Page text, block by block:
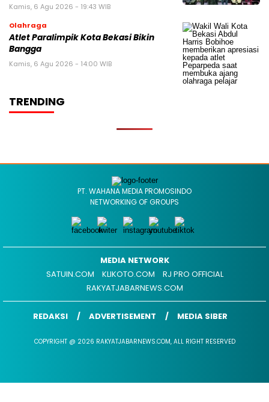
Kamis, 6 Agu 2026 - 19:43 WIB
Olahraga
Atlet Paralimpik Kota Bekasi Bikin
Bangga
Kamis, 6 Agu 2026 - 14:00 WIB
TRENDING
PT. WAHANA MEDIA PROMOSINDO
NETWORKING OF GROUPS
MEDIA NETWORK
SATUIN.COM
KLIKOTO.COM
RJ PRO OFFICIAL
RAKYATJABARNEWS.COM
REDAKSI ADVERTISEMENT MEDIA SIBER
COPYRIGHT @ 2026 RAKYATJABARNEWS.COM, ALL RIGHT RESERVED